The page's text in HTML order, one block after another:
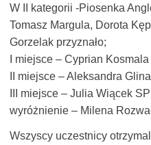
W II kategorii -Piosenka
Tomasz Margula, Dorota
Gorzelak przyznało;
I miejsce – Cyprian
II miejsce – Aleksandra
III miejsce – Julia Wiącek
wyróżnienie – Milena
Wszyscy uczestnicy